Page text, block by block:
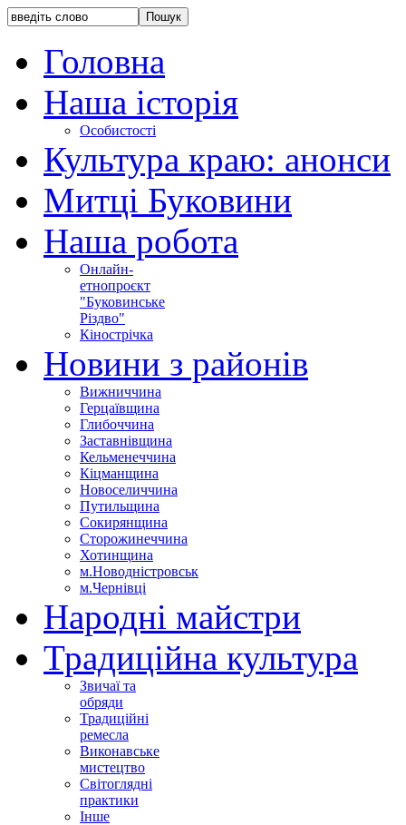
Головна
Наша історія
Особистості
Культура краю: анонси
Митці Буковини
Наша робота
Онлайн-
етнопроєкт
"Буковинське
Різдво"
Кінострічка
Новини з районів
Вижниччина
Герцаївщина
Глибоччина
Заставнівщина
Кельменеччина
Кіцманщина
Новоселиччина
Путильщина
Сокирянщина
Сторожинеччина
Хотинщина
м.Новодністровськ
м.Чернівці
Народні майстри
Традиційна культура
Звичаї та
обряди
Традиційні
ремесла
Виконавське
мистецтво
Світоглядні
практики
Інше